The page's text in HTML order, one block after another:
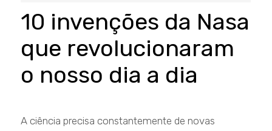
10 invenções da Nasa
que revolucionaram
o nosso dia a dia
A ciência precisa constantemente de novas